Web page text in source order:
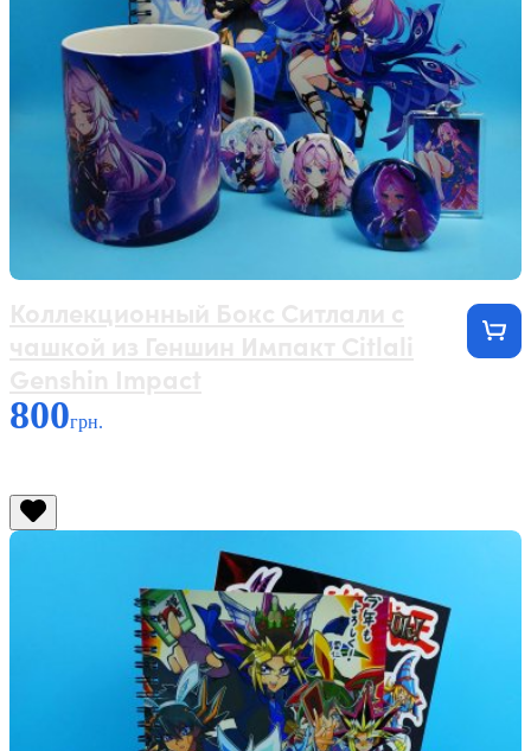
800грн.